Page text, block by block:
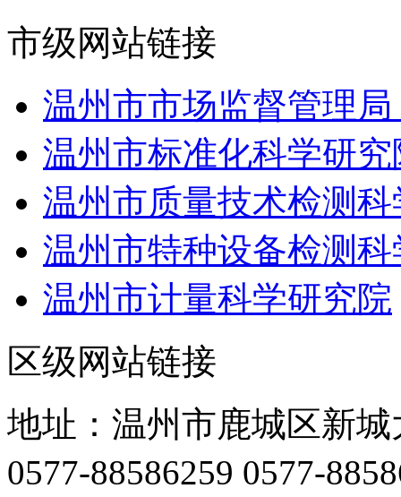
市级网站链接
温州市市场监督管理
温州市标准化科学研究
温州市质量技术检测
温州市特种设备检测
温州市计量科学研究院
区级网站链接
地址：温州市鹿城区新
0577-88586259 0577-